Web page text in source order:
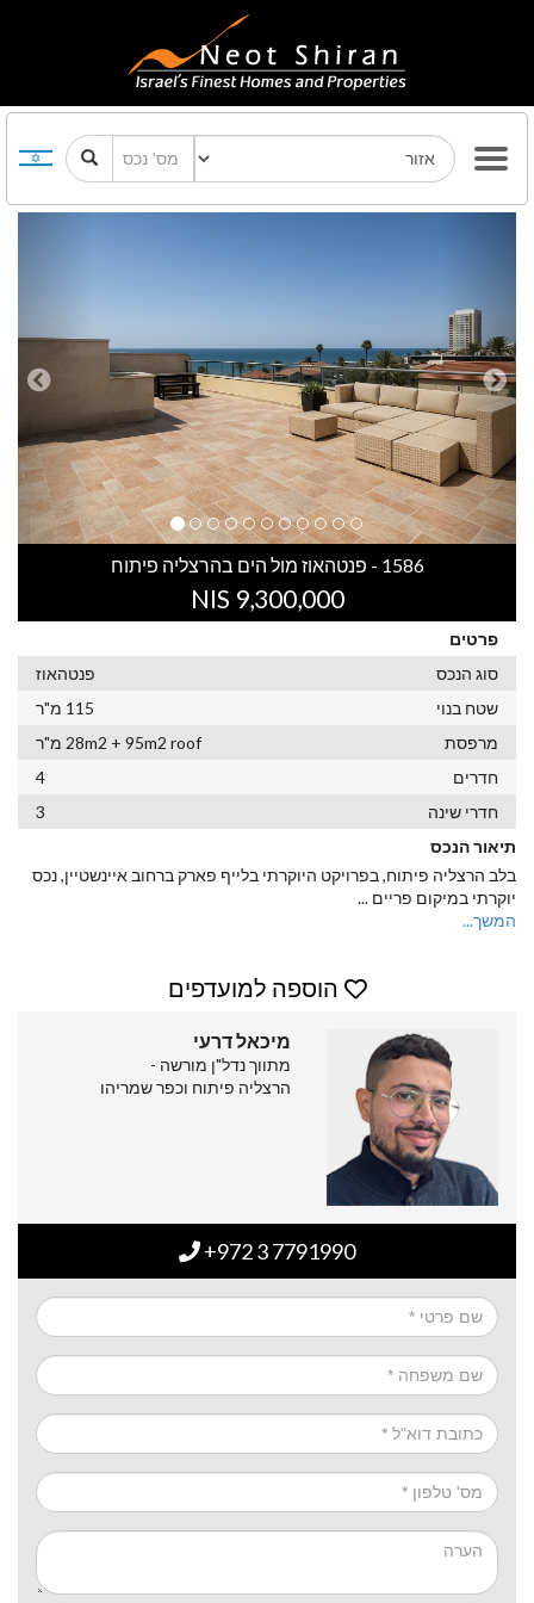
Previous Next
1586 - פנטהאוז מול הים בהרצליה פיתוח
9,300,000 NIS
פרטים
סוג הנכס
פנטהאוז
שטח בנוי
115 מ"ר
מרפסת
28m2 + 95m2 roof מ"ר
חדרים
4
חדרי שינה
3
תיאור הנכס
בלב הרצליה פיתוח, בפרויקט היוקרתי בלייף פארק ברחוב איינשטיין, נכס
יוקרתי במיקום פריים ...
המשך...
הוספה למועדפים
מיכאל דרעי
מתווך נדל"ן מורשה -
הרצליה פיתוח וכפר שמריהו
+972 3 7791990